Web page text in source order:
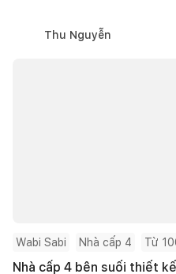
Thu Nguyễn
Wabi Sabi Nhà cấp 4 Từ
Nhà cấp 4 bên suối thiết